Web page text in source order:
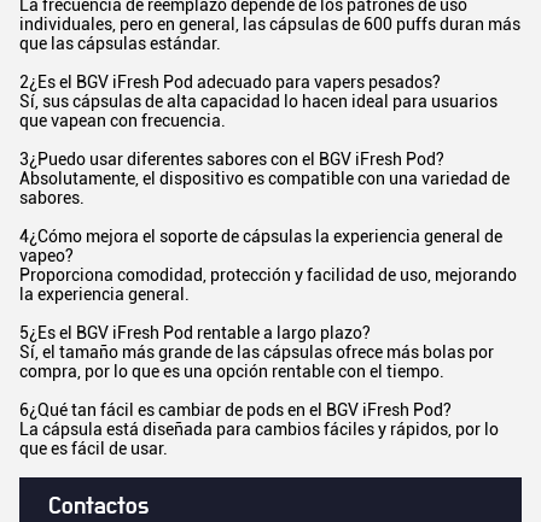
Contactos
La frecuencia de reemplazo depende de los patrones de uso
individuales, pero en general, las cápsulas de 600 puffs duran más
que las cápsulas estándar.
2¿Es el BGV iFresh Pod adecuado para vapers pesados?
Sí, sus cápsulas de alta capacidad lo hacen ideal para usuarios
que vapean con frecuencia.
3¿Puedo usar diferentes sabores con el BGV iFresh Pod?
Absolutamente, el dispositivo es compatible con una variedad de
sabores.
4¿Cómo mejora el soporte de cápsulas la experiencia general de
vapeo?
Proporciona comodidad, protección y facilidad de uso, mejorando
la experiencia general.
5¿Es el BGV iFresh Pod rentable a largo plazo?
Sí, el tamaño más grande de las cápsulas ofrece más bolas por
compra, por lo que es una opción rentable con el tiempo.
6¿Qué tan fácil es cambiar de pods en el BGV iFresh Pod?
La cápsula está diseñada para cambios fáciles y rápidos, por lo
que es fácil de usar.